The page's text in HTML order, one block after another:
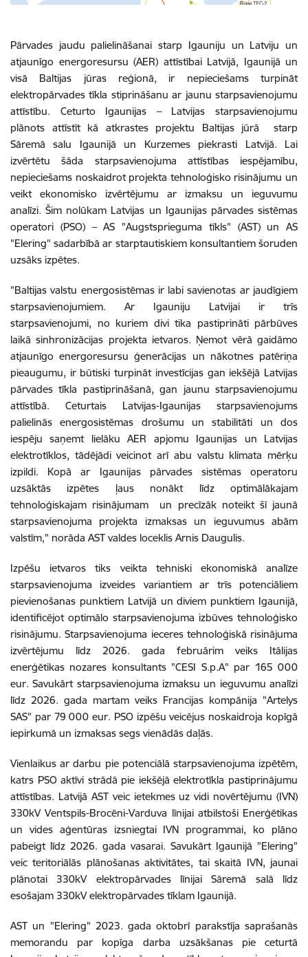
Pārvades jaudu palielināšanai starp Igauniju un Latviju un
atjaunīgo energoresursu (AER) attīstībai Latvijā, Igaunijā un
visā Baltijas jūras reģionā, ir nepieciešams turpināt
elektropārvades tīkla stiprināšanu ar jaunu starpsavienojumu
attīstību. Ceturto Igaunijas – Latvijas starpsavienojumu
plānots attīstīt kā atkrastes projektu Baltijas jūrā starp
Sāremā salu Igaunijā un Kurzemes piekrasti Latvijā. Lai
izvērtētu šāda starpsavienojuma attīstības iespējamību,
nepieciešams noskaidrot projekta tehnoloģisko risinājumu un
veikt ekonomisko izvērtējumu ar izmaksu un ieguvumu
analīzi. Šim nolūkam Latvijas un Igaunijas pārvades sistēmas
operatori (PSO) – AS "Augstsprieguma tīkls" (AST) un AS
"Elering" sadarbībā ar starptautiskiem konsultantiem šoruden
uzsāks izpētes.
"Baltijas valstu energosistēmas ir labi savienotas ar jaudīgiem
starpsavienojumiem. Ar Igauniju Latvijai ir trīs
starpsavienojumi, no kuriem divi tika pastiprināti pārbūves
laikā sinhronizācijas projekta ietvaros. Ņemot vērā gaidāmo
atjaunīgo energoresursu ģenerācijas un nākotnes patēriņa
pieaugumu, ir būtiski turpināt investīcijas gan iekšējā Latvijas
pārvades tīkla pastiprināšanā, gan jaunu starpsavienojumu
attīstībā. Ceturtais Latvijas-Igaunijas starpsavienojums
palielinās energosistēmas drošumu un stabilitāti un dos
iespēju saņemt lielāku AER apjomu Igaunijas un Latvijas
elektrotīklos, tādējādi veicinot arī abu valstu klimata mērķu
izpildi. Kopā ar Igaunijas pārvades sistēmas operatoru
uzsāktās izpētes ļaus nonākt līdz optimālākajam
tehnoloģiskajam risinājumam un precīzāk noteikt šī jaunā
starpsavienojuma projekta izmaksas un ieguvumus abām
valstīm," norāda AST valdes loceklis Arnis Daugulis.
Izpēšu ietvaros tiks veikta tehniski ekonomiskā analīze
starpsavienojuma izveides variantiem ar trīs potenciāliem
pievienošanas punktiem Latvijā un diviem punktiem Igaunijā,
identificējot optimālo starpsavienojuma izbūves tehnoloģisko
risinājumu. Starpsavienojuma ieceres tehnoloģiskā risinājuma
izvērtējumu līdz 2026. gada februārim veiks Itālijas
enerģētikas nozares konsultants "CESI S.p.A" par 165 000
eur. Savukārt starpsavienojuma izmaksu un ieguvumu analīzi
līdz 2026. gada martam veiks Francijas kompānija "Artelys
SAS" par 79 000 eur. PSO izpēšu veicējus noskaidroja kopīgā
iepirkumā un izmaksas segs vienādās daļās.
Vienlaikus ar darbu pie potenciālā starpsavienojuma izpētēm,
katrs PSO aktīvi strādā pie iekšējā elektrotīkla pastiprinājumu
attīstības. Latvijā AST veic ietekmes uz vidi novērtējumu (IVN)
330kV Ventspils-Brocēni-Varduva līnijai atbilstoši Enerģētikas
un vides aģentūras izsniegtai IVN programmai, ko plāno
pabeigt līdz 2026. gada vasarai. Savukārt Igaunijā "Elering"
veic teritoriālās plānošanas aktivitātes, tai skaitā IVN, jaunai
plānotai 330kV elektropārvades līnijai Sāremā salā līdz
esošajam 330kV elektropārvades tīklam Igaunijā.
AST un "Elering" 2023. gada oktobrī parakstīja saprašanās
memorandu par kopīga darba uzsākšanas pie ceturtā